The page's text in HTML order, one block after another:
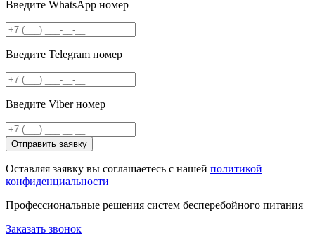
Введите WhatsApp номер
Введите Telegram номер
Введите Viber номер
Отправить заявку
Оставляя заявку вы соглашаетесь с нашей политикой
конфиденциальности
Профессиональные решения систем бесперебойного питания
Заказать звонок